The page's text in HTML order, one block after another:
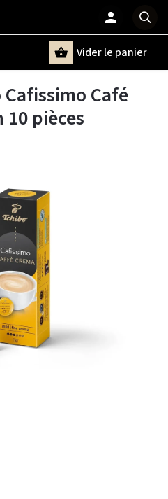
Vider le panier
Café
pièces